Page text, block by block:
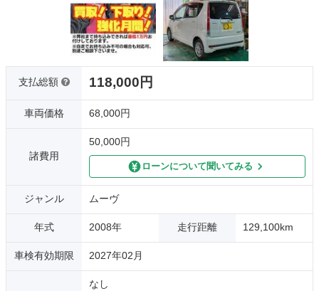
支払総額 118,000円
車両価格 68,000円
諸費用
50,000円
ローンについて聞いてみる
ジャンル ムーヴ
年式 2008年 走行距離 129,100km
車検有効期限 2027年02月
なし